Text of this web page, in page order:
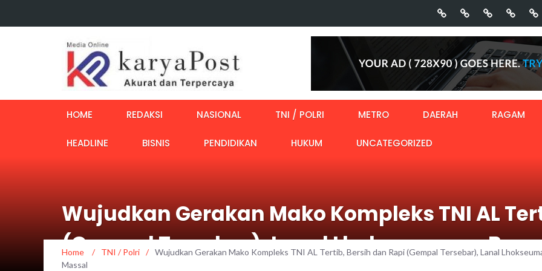
HOME REDAKSI NASIONAL TNI / POLRI METRO DAERAH RAGAM
HEADLINE BISNIS PENDIDIKAN HUKUM UNCATEGORIZED
Wujudkan Gerakan Mako Kompleks TNI AL
(Gempal Tersebar), Lanal Lhokseumawe
Home / TNI / Polri / Wujudkan Gerakan Mako Kompleks TNI AL Tertib, Bersih dan Rapi (Gempal Tersebar), Lanal
Massal